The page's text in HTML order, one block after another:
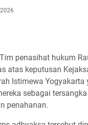
penasihat hukum
atas keputusan
Istimewa Yogyakarta
sebagai
penahanan.